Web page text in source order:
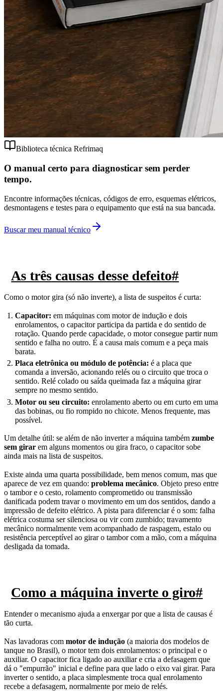
Biblioteca técnica Refrimaq
O manual certo para diagnosticar sem perder
tempo.
Encontre informações técnicas, códigos de erro, esquemas elétricos,
desmontagens e testes para o equipamento que está na sua bancada.
Buscar meu manual técnico
As três causas desse defeito#
Como o motor gira (só não inverte), a lista de suspeitos é curta:
Capacitor: em máquinas com motor de indução e dois
enrolamentos, o capacitor participa da partida e do sentido de
rotação. Quando perde capacidade, o motor consegue partir num
sentido e falha no outro. É a causa mais comum e a peça mais
barata.
Placa eletrônica ou módulo de potência: é a placa que
comanda a inversão, acionando relés ou o circuito que troca o
sentido. Relé colado ou saída queimada faz a máquina girar
sempre no mesmo sentido.
Motor ou seu circuito: enrolamento aberto ou em curto em uma
das bobinas, ou fio rompido no chicote. Menos frequente, mas
possível.
Um detalhe útil: se além de não inverter a máquina também zumbe
sem girar em alguns momentos ou gira fraco, o capacitor sobe
ainda mais na lista de suspeitos.
Existe ainda uma quarta possibilidade, bem menos comum, mas que
aparece de vez em quando: problema mecânico. Objeto preso entre
o tambor e o cesto, rolamento comprometido ou transmissão
danificada podem travar o movimento em um dos sentidos, dando a
impressão de defeito elétrico. A pista para diferenciar é o som: falha
elétrica costuma ser silenciosa ou vir com zumbido; travamento
mecânico normalmente vem acompanhado de raspagem, estalo ou
resistência perceptível ao girar o tambor com a mão, com a máquina
desligada da tomada.
Como a máquina inverte o giro#
Entender o mecanismo ajuda a enxergar por que a lista de causas é
tão curta.
Nas lavadoras com motor de indução (a maioria dos modelos de
tanque no Brasil), o motor tem dois enrolamentos: o principal e o
auxiliar. O capacitor fica ligado ao auxiliar e cria a defasagem que
dá o "empurrão" inicial e define para que lado o eixo vai girar. Para
inverter o sentido, a placa simplesmente troca qual enrolamento
recebe a defasagem, normalmente por meio de relés.